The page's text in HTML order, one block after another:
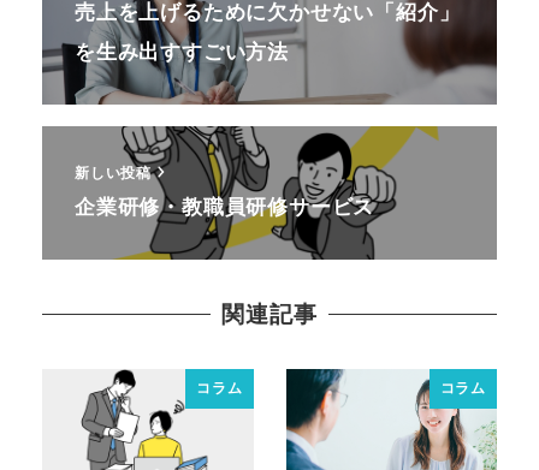
売上を上げるために欠かせない「紹介」
を生み出すすごい方法
新しい投稿
企業研修・教職員研修サービス
関連記事
コラム コラム